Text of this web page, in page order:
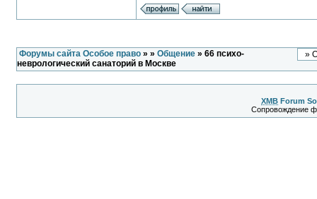
Форумы сайта Особое право» » Общение» 66 психо-
неврологический санаторий в Москве
XMB Forum
Сопровождение